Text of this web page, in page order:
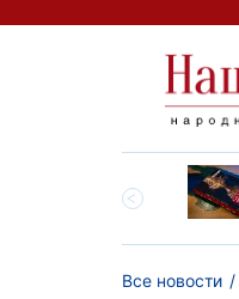
большой эстафеты
Все новости